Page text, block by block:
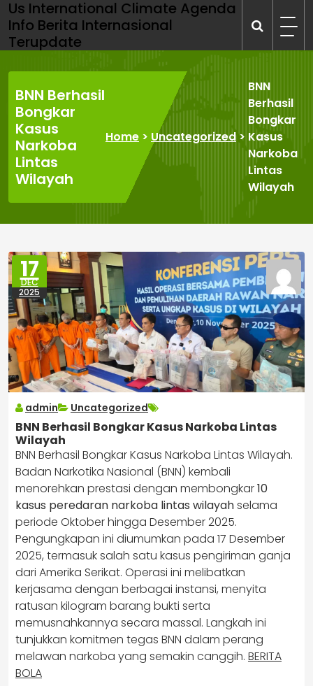
Skip
to
content
Us International Climate Agenda
Info Berita Internasional
Terupdate
BNN Berhasil
Bongkar
Kasus
Narkoba
Lintas
Wilayah
Home > Uncategorized>
BNN
Berhasil
Bongkar
Kasus
Narkoba
Lintas
Wilayah
17
DEC
2025
admin Uncategorized
BNN Berhasil Bongkar Kasus Narkoba Lintas
Wilayah
BNN Berhasil Bongkar Kasus Narkoba Lintas Wilayah.
Badan Narkotika Nasional (BNN) kembali
menorehkan prestasi dengan membongkar10
kasus peredaran narkoba lintas wilayahselama
periode Oktober hingga Desember 2025.
Pengungkapan ini diumumkan pada 17 Desember
2025, termasuk salah satu kasus pengiriman ganja
dari Amerika Serikat. Operasi ini melibatkan
kerjasama dengan berbagai instansi, menyita
ratusan kilogram barang bukti serta
memusnahkannya secara massal. Langkah ini
tunjukkan komitmen tegas BNN dalam perang
melawan narkoba yang semakin canggih. BERITA
BOLA